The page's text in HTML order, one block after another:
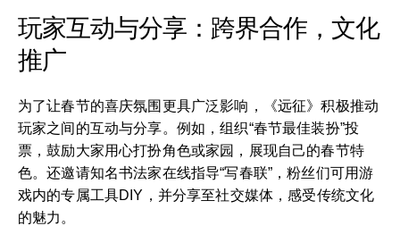
玩家互动与分享：跨界合作，文化
推广
为了让春节的喜庆氛围更具广泛影响，《远征》积极推动
玩家之间的互动与分享。例如，组织“春节最佳装扮”投
票，鼓励大家用心打扮角色或家园，展现自己的春节特
色。还邀请知名书法家在线指导“写春联”，粉丝们可用游
戏内的专属工具DIY，并分享至社交媒体，感受传统文化
的魅力。